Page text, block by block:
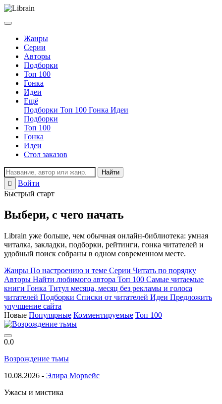
Жанры
Серии
Авторы
Подборки
Топ 100
Гонка
Идеи
Ещё
Подборки Топ 100 Гонка Идеи
Подборки
Топ 100
Гонка
Идеи
Стол заказов
Найти
Войти
Быстрый старт
Выбери, с чего начать
Librain уже больше, чем обычная онлайн-библиотека: умная
читалка, закладки, подборки, рейтинги, гонка читателей и
удобный поиск собраны в одном современном месте.
Жанры По настроению и теме Серии Читать по порядку
Авторы Найти любимого автора Топ 100 Самые читаемые
книги Гонка Титул месяца, месяц без рекламы и голоса
читателей Подборки Списки от читателей Идеи Предложить
улучшение сайта
Новые Популярные Комментируемые Топ 100
0.0
Возрождение тьмы
10.08.2026 - Элира Морвейс
Ужасы и мистика